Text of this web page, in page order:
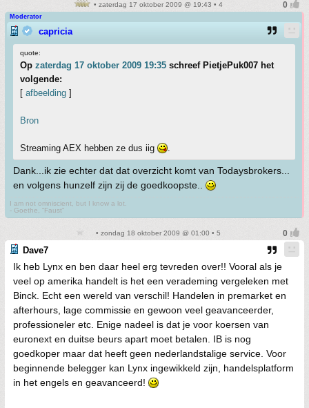
• zaterdag 17 oktober 2009 @ 19:43 • 4
Moderator
capricia
quote:
Op zaterdag 17 oktober 2009 19:35 schreef PietjePuk007 het
volgende:
[ afbeelding ]
Bron
Streaming AEX hebben ze dus iig .
Dank...ik zie echter dat dat overzicht komt van Todaysbrokers...
en volgens hunzelf zijn zij de goedkoopste..
I am not omniscient, but I know a lot.
- Goethe, “Faust”
• zondag 18 oktober 2009 @ 01:00 • 5
Dave7
Ik heb Lynx en ben daar heel erg tevreden over!! Vooral als je
veel op amerika handelt is het een verademing vergeleken met
Binck. Echt een wereld van verschil! Handelen in premarket en
afterhours, lage commissie en gewoon veel geavanceerder,
professioneler etc. Enige nadeel is dat je voor koersen van
euronext en duitse beurs apart moet betalen. IB is nog
goedkoper maar dat heeft geen nederlandstalige service. Voor
beginnende belegger kan Lynx ingewikkeld zijn, handelsplatform
in het engels en geavanceerd!